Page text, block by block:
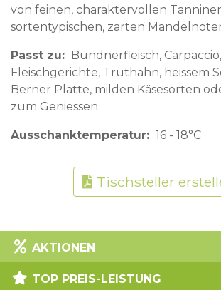
von feinen, charaktervollen
sortentypischen, zarten
Passt zu
Bündnerfleisch,
Fleischgerichte, Truthahn, heissem
Berner Platte, milden Käsesorten
zum Geniessen.
Ausschanktemperatur 16 - 18°C
Tischsteller
AKTIONEN
TOP PREIS-LEISTUNG